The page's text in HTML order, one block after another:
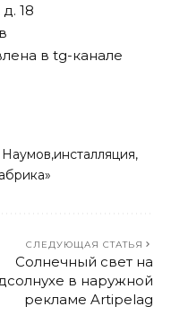
18
в tg-канале
Наумов инсталляция
СЛЕДУЮЩАЯ СТАТЬЯ
Солнечный свет на
в наружной
рекламе Artipelag